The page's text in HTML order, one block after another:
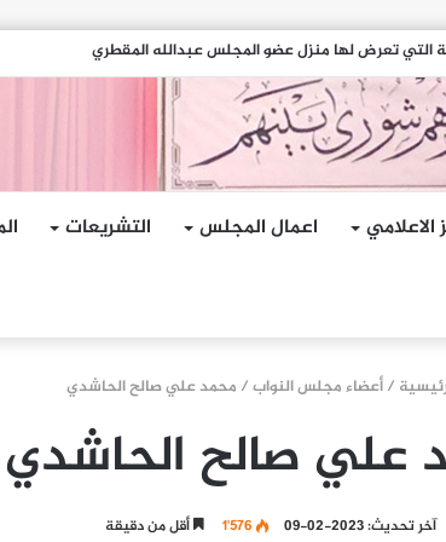
الحوثية التي استهدفت السفينة الهندية في البحر الأحمر
الاعلامي اعمال المجلس التشريعات
/ أعضاء مجلس النواب/ محمد علي صالح الحاشدي
علي صالح الحاشدي
آخر تحديث: 2023-02-09 1٬576 أقل من دقيقة